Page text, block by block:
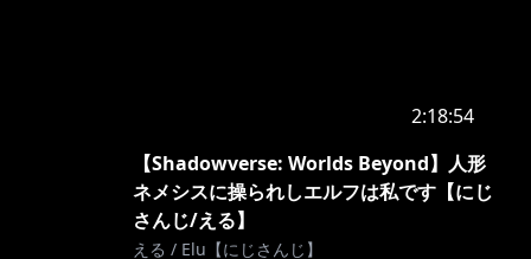
2:18:54
【Shadowverse: Worlds Beyond】人形
ネメシスに操られしエルフは私です【にじ
さんじ/える】
える / Elu【にじさんじ】